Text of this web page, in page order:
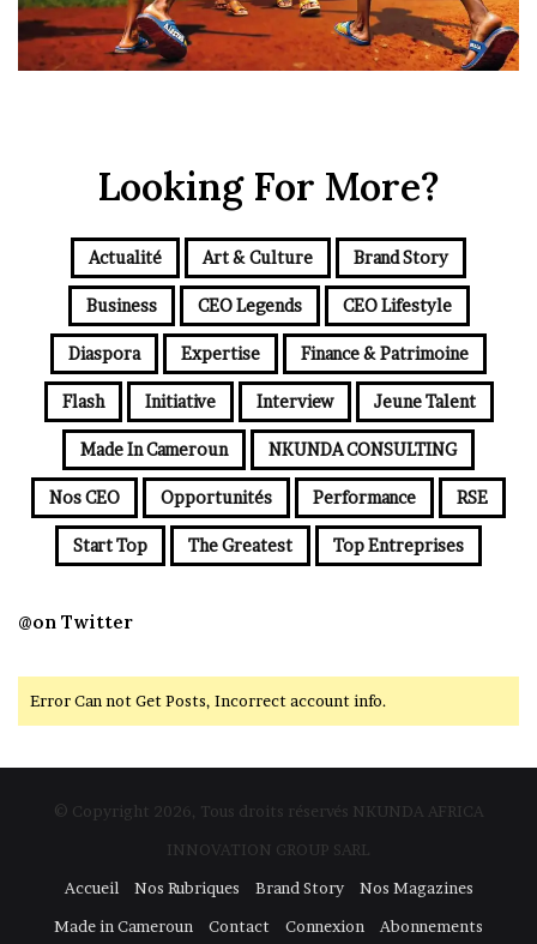
Looking For More?
Actualité Art & Culture Brand Story
Business CEO Legends CEO Lifestyle
Diaspora Expertise Finance & Patrimoine
Flash Initiative Interview Jeune Talent
Made In Cameroun NKUNDA CONSULTING
Nos CEO Opportunités Performance RSE
Start Top The Greatest Top Entreprises
@on Twitter
Error Can not Get Posts, Incorrect account info.
© Copyright 2026, Tous droits réservés NKUNDA AFRICA
INNOVATION GROUP SARL
Accueil
Nos Rubriques Brand Story
Nos Magazines
Made in Cameroun
Contact Connexion Abonnements